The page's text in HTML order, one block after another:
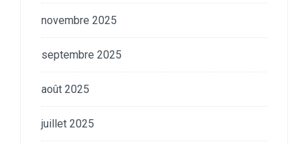
novembre 2025
septembre 2025
août 2025
juillet 2025